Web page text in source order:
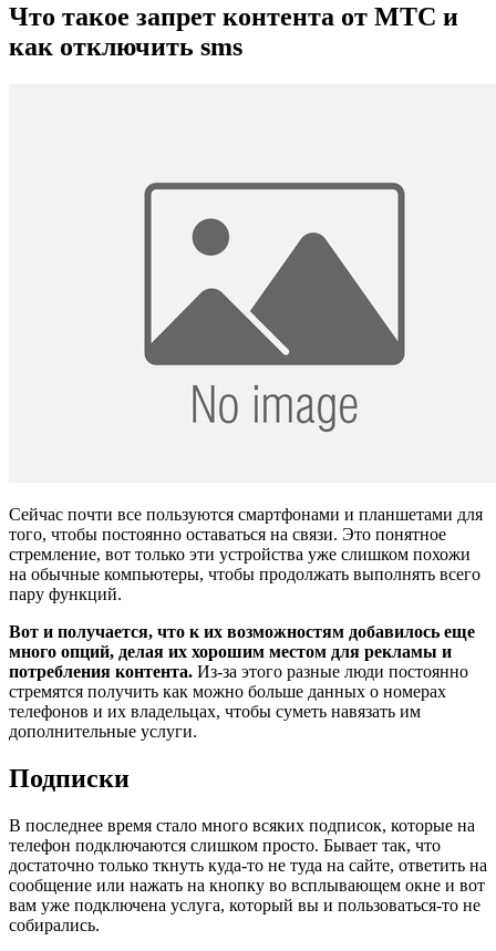
Что такое запрет контента от МТС и
как отключить sms
Сейчас почти все пользуются смартфонами и планшетами для
того, чтобы постоянно оставаться на связи. Это понятное
стремление, вот только эти устройства уже слишком похожи
на обычные компьютеры, чтобы продолжать выполнять всего
пару функций.
Вот и получается, что к их возможностям добавилось еще
много опций, делая их хорошим местом для рекламы и
потребления контента. Из-за этого разные люди постоянно
стремятся получить как можно больше данных о номерах
телефонов и их владельцах, чтобы суметь навязать им
дополнительные услуги.
Подписки
В последнее время стало много всяких подписок, которые на
телефон подключаются слишком просто. Бывает так, что
достаточно только ткнуть куда-то не туда на сайте, ответить на
сообщение или нажать на кнопку во всплывающем окне и вот
вам уже подключена услуга, который вы и пользоваться-то не
собирались.